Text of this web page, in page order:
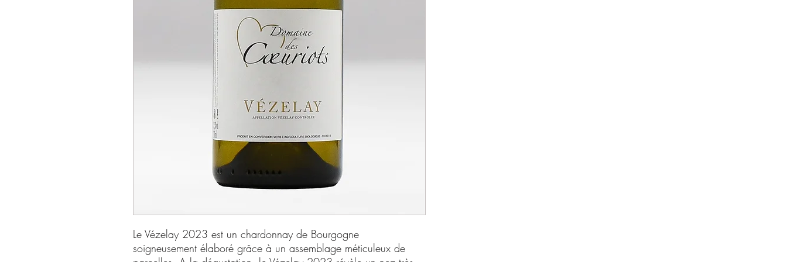
Le Vézelay 2023 est un chardonnay de Bourgogne
soigneusement élaboré grâce à un assemblage méticuleux de